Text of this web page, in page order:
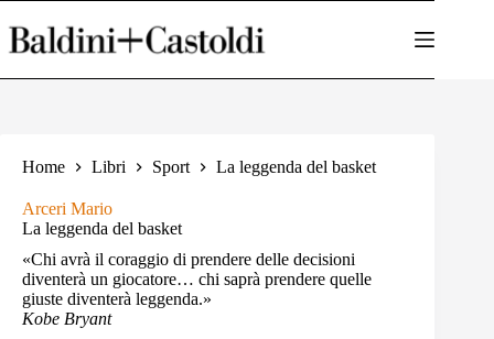
al
contenuto
Home Libri Sport La leggenda del basket
Arceri Mario
La leggenda del basket
«Chi avrà il coraggio di prendere delle decisioni
diventerà un giocatore… chi saprà prendere quelle
giuste diventerà leggenda.»
Kobe Bryant